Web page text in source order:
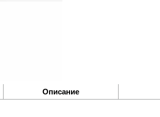
Описание